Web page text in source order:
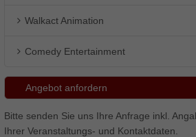
Walkact Animation
Comedy Entertainment
Angebot anfordern
Bitte senden Sie uns Ihre Anfrage inkl.
Ihrer Veranstaltungs- und Kontaktdaten.
Externe Medien